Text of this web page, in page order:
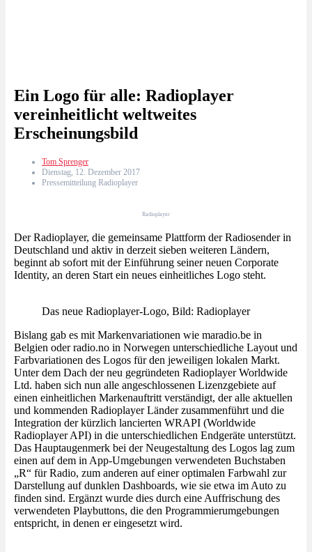
Ein Logo für alle: Radioplayer
vereinheitlicht weltweites
Erscheinungsbild
Tom Sprenger
Dienstag, 12. Dezember 2017
Pressemitteilung Radioplayer
Radioplayer
Der Radioplayer, die gemeinsame Plattform der Radiosender in
Deutschland und aktiv in derzeit sieben weiteren Ländern,
beginnt ab sofort mit der Einführung seiner neuen Corporate
Identity, an deren Start ein neues einheitliches Logo steht.
Das neue Radioplayer-Logo, Bild: Radioplayer
Bislang gab es mit Markenvariationen wie maradio.be in
Belgien oder radio.no in Norwegen unterschiedliche Layout und
Farbvariationen des Logos für den jeweiligen lokalen Markt.
Unter dem Dach der neu gegründeten Radioplayer Worldwide
Ltd. haben sich nun alle angeschlossenen Lizenzgebiete auf
einen einheitlichen Markenauftritt verständigt, der alle aktuellen
und kommenden Radioplayer Länder zusammenführt und die
Integration der kürzlich lancierten WRAPI (Worldwide
Radioplayer API) in die unterschiedlichen Endgeräte unterstützt.
Das Hauptaugenmerk bei der Neugestaltung des Logos lag zum
einen auf dem in App-Umgebungen verwendeten Buchstaben
„R“ für Radio, zum anderen auf einer optimalen Farbwahl zur
Darstellung auf dunklen Dashboards, wie sie etwa im Auto zu
finden sind. Ergänzt wurde dies durch eine Auffrischung des
verwendeten Playbuttons, die den Programmierumgebungen
entspricht, in denen er eingesetzt wird.